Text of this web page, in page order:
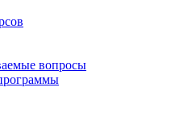
вопросы